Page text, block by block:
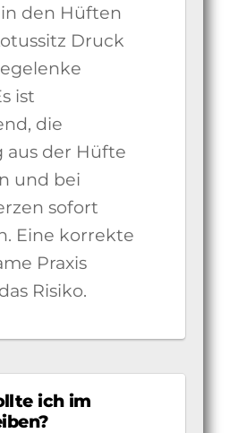
den Hüften
Druck
ist
die
aus der Hüfte
und bei
sofort
Eine korrekte
Praxis
Risiko.
ich im